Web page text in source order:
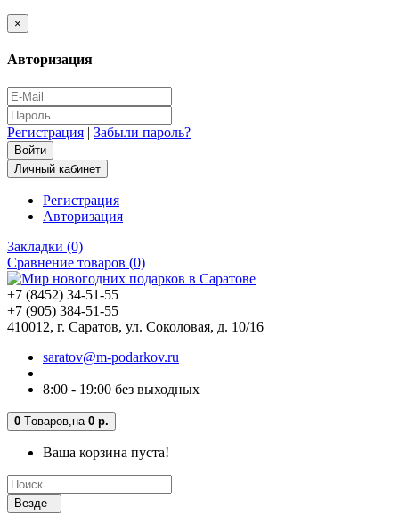
×
Авторизация
Регистрация | Забыли пароль?
Личный кабинет
Регистрация
Авторизация
Закладки (0)
Сравнение товаров (0)
+7 (8452) 34-51-55
+7 (905) 384-51-55
410012, г. Саратов, ул. Соколовая, д. 10/16
saratov@m-podarkov.ru
8:00 - 19:00 без выходных
0 Tоваров, на 0 р.
Ваша корзина пуста!
Везде